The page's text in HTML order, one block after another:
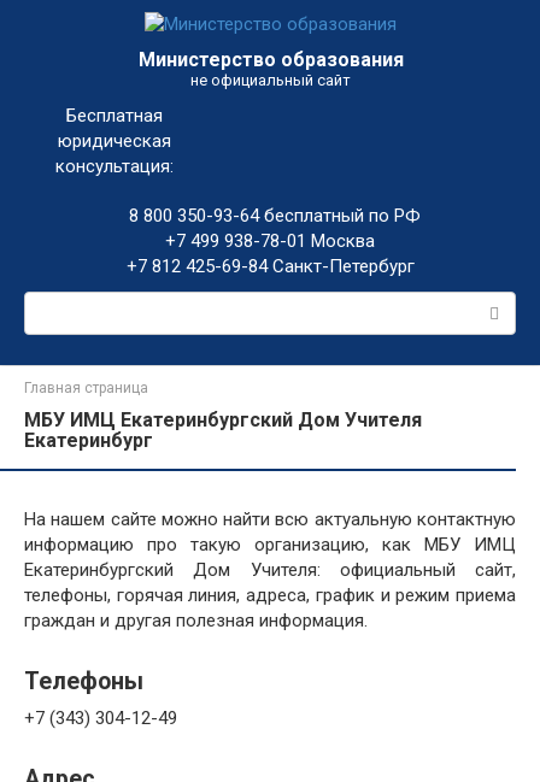
Министерство образования
не официальный сайт
Бесплатная
юридическая
консультация:
8 800 350-93-64бесплатный по РФ
+7 499 938-78-01 Москва
+7 812 425-69-84Санкт-Петербург
Главная страница
МБУ ИМЦ Екатеринбургский Дом Учителя
Екатеринбург
На нашем сайте можно найти всю актуальную контактную
информацию про такую организацию, как МБУ ИМЦ
Екатеринбургский Дом Учителя: официальный сайт,
телефоны, горячая линия, адреса, график и режим приема
граждан и другая полезная информация.
Телефоны
+7 (343) 304-12-49